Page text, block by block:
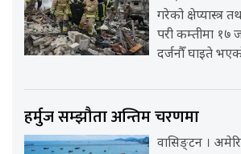
गरेको क्षेप्यास्त्र
परी कम्तीमा १७
दर्जनौँ घाइते
हर्मुज सम्झौता अन्तिम चरणमा
वासिङ्टन ।